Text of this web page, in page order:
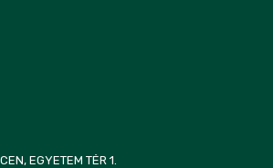
EGYETEM TÉR 1.